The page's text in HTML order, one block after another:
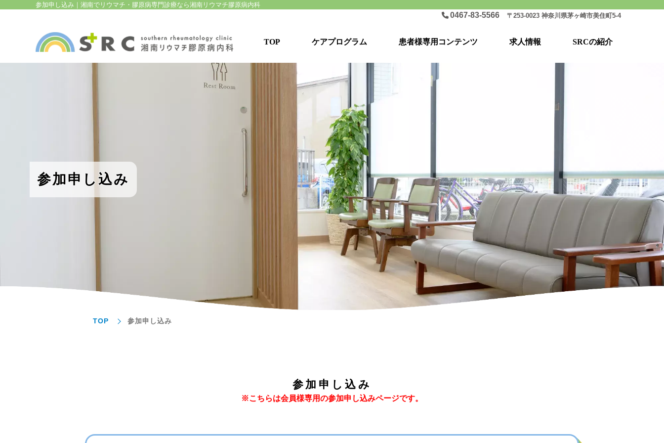
参加申し込み｜湘南でリウマチ・膠原病専門診療なら湘南リウマチ膠原病内科
0467-83-5566 〒253-0023 神奈川県茅ヶ崎市美住町5-4
TOP ケアプログラム
湘南リウマチ膠原病ケアプログラム
患者様向けセミナー
目標達成型リハビリ
患者コミュニティ形成
個別看護カウンセリング
栄養管理プログラム
保険・社会保障制度のご相談
自助具・便利グッズのご紹介
患者様専用コンテンツ 求人情報 SRCの紹介
参加申し込み
TOP 参加申し込み
参加申し込み
※こちらは会員様専用の参加申し込みページです。